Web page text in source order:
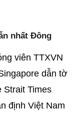
nhất Đông
viên TTXVN
dẫn tờ
Strait Times
định Việt Nam